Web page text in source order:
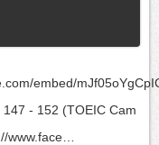
embed/
- 152 (TOEIC Cam
www.face…